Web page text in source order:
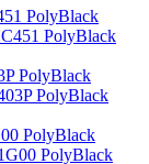
PolyBlack
PolyBlack
PolyBlack